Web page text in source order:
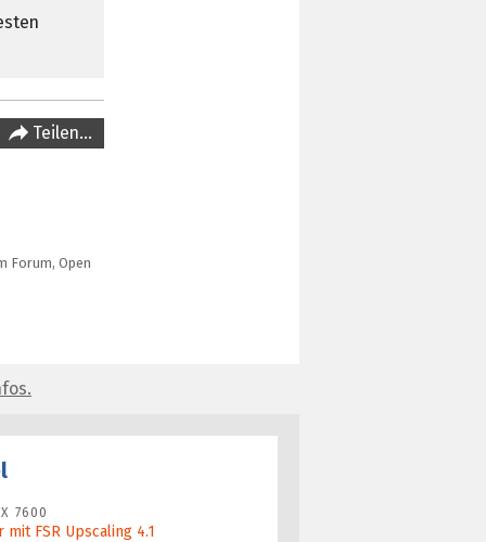
Teilen…
Forum, Open
7600
FSR Upscaling 4.1